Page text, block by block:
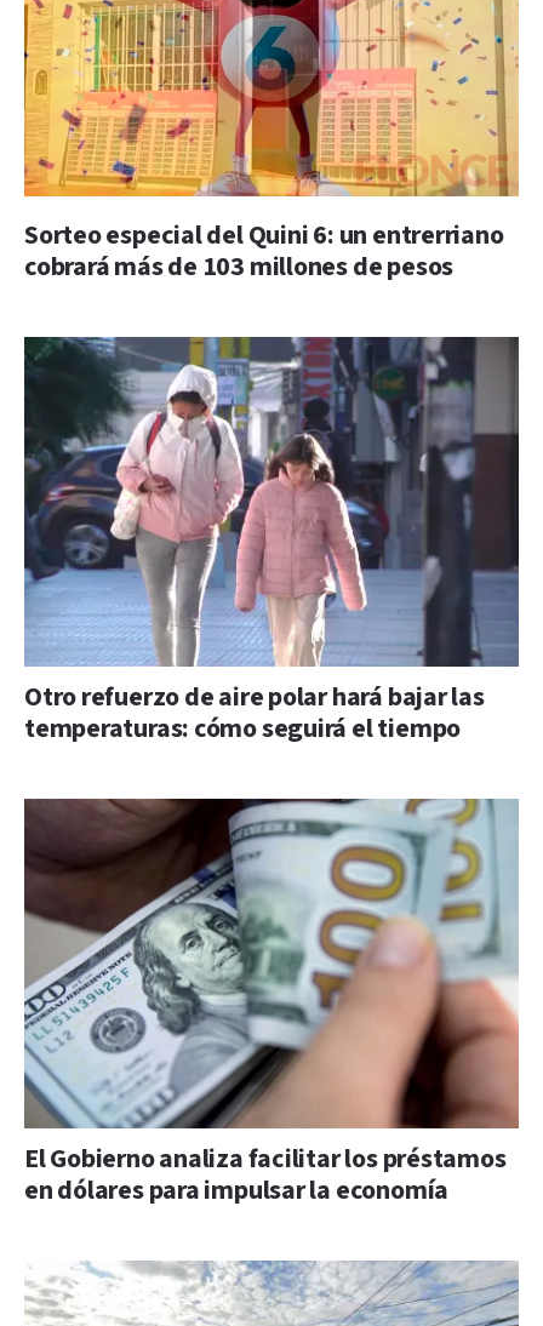
Sorteo especial del Quini 6: un entrerriano
cobrará más de 103 millones de pesos
Otro refuerzo de aire polar hará bajar las
temperaturas: cómo seguirá el tiempo
El Gobierno analiza facilitar los préstamos
en dólares para impulsar la economía